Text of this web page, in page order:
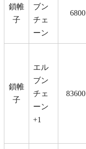
鎖帷
子
ブン
チェ
ーン
6800
鎖帷
子
エル
ブン
チェ
ーン
+1
83600